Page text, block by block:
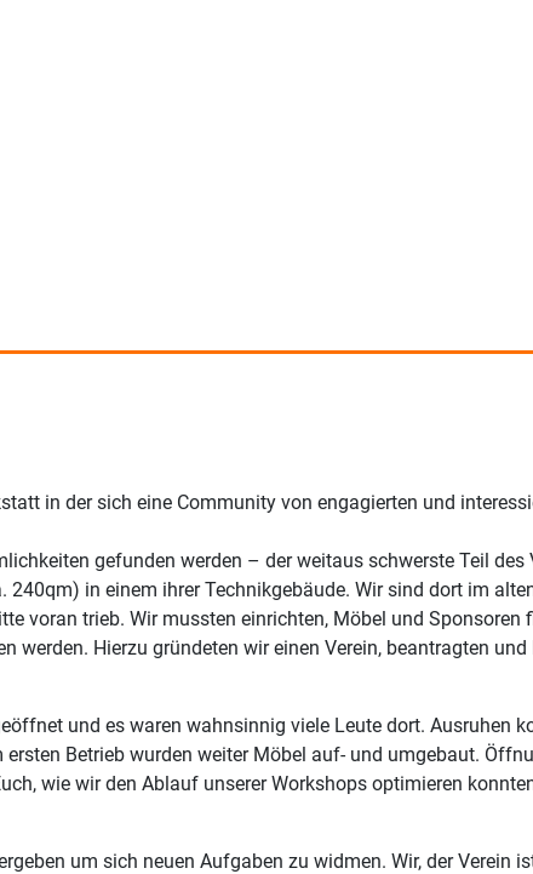
in der sich eine Community von engagierten und
gefunden werden – der weitaus schwerste Teil des
in einem ihrer Technikgebäude. Wir sind dort im
voran trieb. Wir mussten einrichten, Möbel und Sponsoren
Hierzu gründeten wir einen Verein, beantragten
und es waren wahnsinnig viele Leute dort. Ausruhen
Betrieb wurden weiter Möbel auf- und umgebaut.
wie wir den Ablauf unserer Workshops optimieren
um sich neuen Aufgaben zu widmen. Wir, der Verein